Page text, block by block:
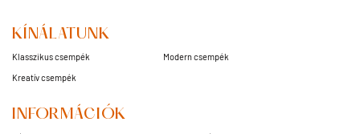
KÍNÁLATUNK
Klasszikus csempék
Modern csempék
Kreatív csempék
INFORMÁCIÓK